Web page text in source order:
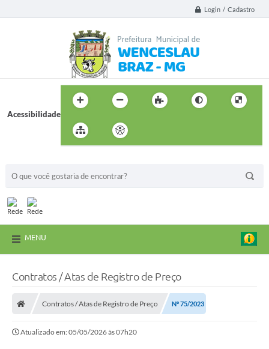
Login / Cadastro
Acessibilidade
MENU
Contratos / Atas de Registro de Preço
Contratos / Atas de Registro de Preço Nº 75/2023
Atualizado em: 05/05/2026 às 07h20